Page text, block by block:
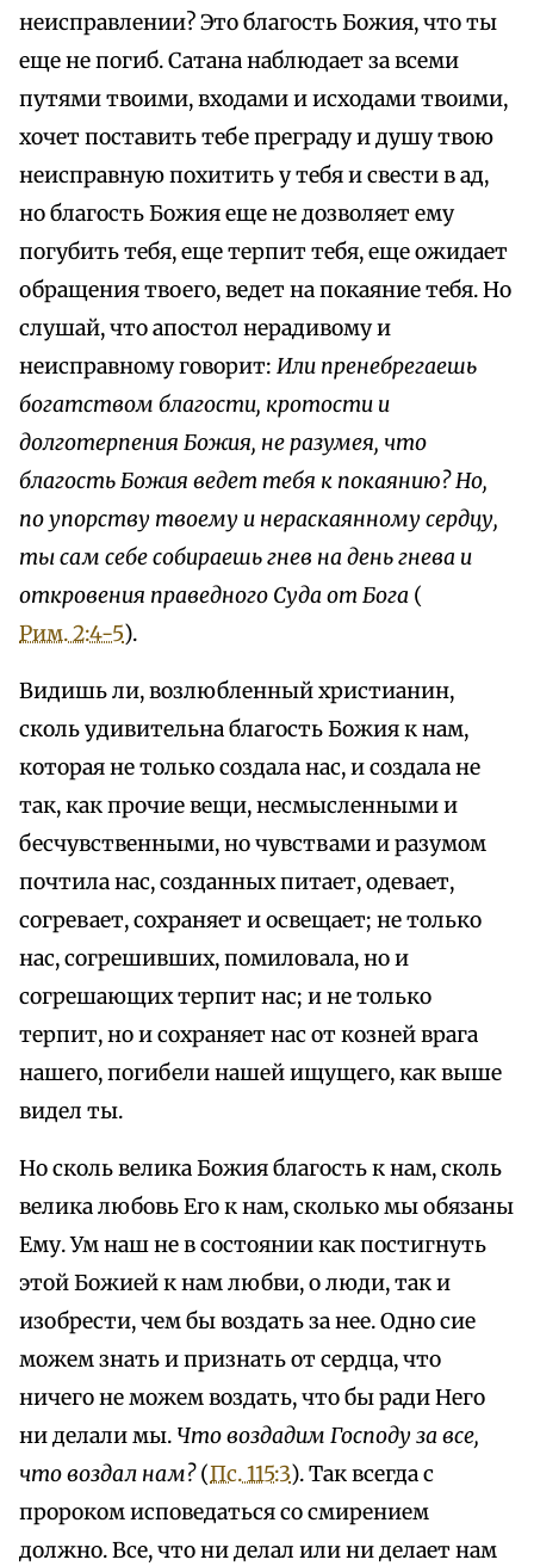
неисправлении? Это благость Божия, что ты
еще не погиб. Сатана наблюдает за всеми
путями твоими, входами и исходами твоими,
хочет поставить тебе преграду и душу твою
неисправную похитить у тебя и свести в ад,
но благость Божия еще не дозволяет ему
погубить тебя, еще терпит тебя, еще ожидает
обращения твоего, ведет на покаяние тебя. Но
слушай, что апостол нерадивому и
неисправному говорит: Или пренебрегаешь
богатством благости, кротости и
долготерпения Божия, не разумея, что
благость Божия ведет тебя к покаянию? Но,
по упорству твоему и нераскаянному сердцу,
ты сам себе собираешь гнев на день гнева и
откровения праведного Суда от Бога (
Рим. 2:4-5).
Видишь ли, возлюбленный христианин,
сколь удивительна благость Божия к нам,
которая не только создала нас, и создала не
так, как прочие вещи, несмысленными и
бесчувственными, но чувствами и разумом
почтила нас, созданных питает, одевает,
согревает, сохраняет и освещает; не только
нас, согрешивших, помиловала, но и
согрешающих терпит нас; и не только
терпит, но и сохраняет нас от козней врага
нашего, погибели нашей ищущего, как выше
видел ты.
Но сколь велика Божия благость к нам, сколь
велика любовь Его к нам, сколько мы обязаны
Ему. Ум наш не в состоянии как постигнуть
этой Божией к нам любви, о люди, так и
изобрести, чем бы воздать за нее. Одно сие
можем знать и признать от сердца, что
ничего не можем воздать, что бы ради Него
ни делали мы. Что воздадим Господу за все,
что воздал нам?(Пс. 115:3). Так всегда с
пророком исповедаться со смирением
должно. Все, что ни делал или ни делает нам